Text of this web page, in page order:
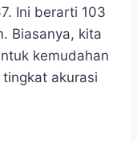
Ini berarti 103
Biasanya, kita
kemudahan
akurasi